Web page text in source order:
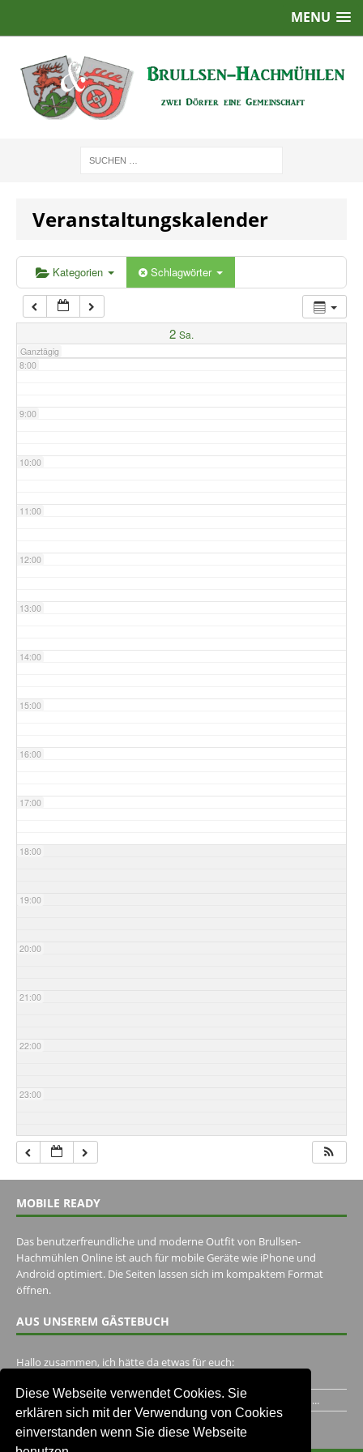
Diese Webseite verwendet Cookies. Sie
erklären sich mit der Verwendung von Cookies
einverstanden wenn Sie diese Webseite
MENU
Veranstaltungskalender
Kategorien Schlagwörter
2 Sa.
Ganztägig
2:00
5:00
6:00
7:00
8:00
9:00
10:00
11:00
12:00
13:00
14:00
15:00
16:00
17:00
18:00
19:00
20:00
21:00
22:00
23:00
MOBILE READY
Das benutzerfreundliche und moderne Outfit von Brullsen-
Hachmühlen Online ist auch für mobile Geräte wie iPhone und
Android optimiert. Die Seiten lassen sich im kompaktem Format
öffnen.
AUS UNSEREM GÄSTEBUCH
Hallo zusammen, ich hätte da etwas für euch:
Ich habe ein Jahr im Gasthaus Hugo Pape verbracht..Habe ihn...
Unser Gästebuch besuchen